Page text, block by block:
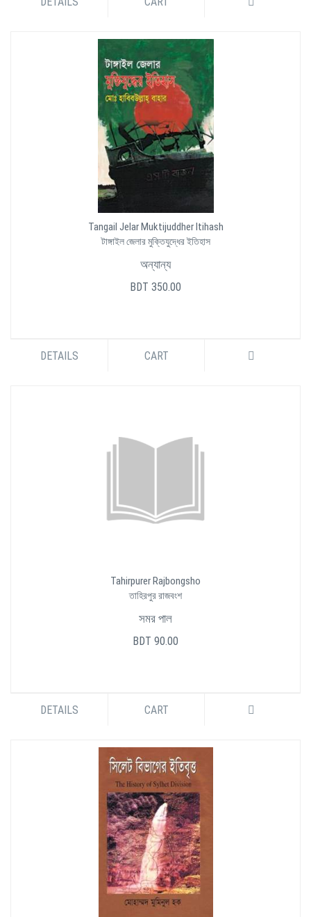
Tangail Jelar Muktijuddher Itihash
টাঙ্গাইল জেলার মুক্তিযুদ্ধের ইতিহাস
অন্যান্য
BDT 350.00
DETAILS CART
Tahirpurer Rajbongsho
তাহিরপুর রাজবংশ
সমর পাল
BDT 90.00
DETAILS CART